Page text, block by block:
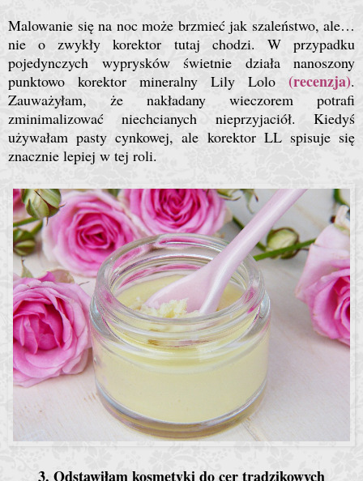
Malowanie się na noc może brzmieć jak szaleństwo, ale…
nie o zwykły korektor tutaj chodzi. W przypadku
pojedynczych wyprysków świetnie działa nanoszony
punktowo korektor mineralny Lily Lolo (recenzja).
Zauważyłam, że nakładany wieczorem potrafi
zminimalizować niechcianych nieprzyjaciół. Kiedyś
używałam pasty cynkowej, ale korektor LL spisuje się
znacznie lepiej w tej roli.
3. Odstawiłam kosmetyki do cer trądzikowych